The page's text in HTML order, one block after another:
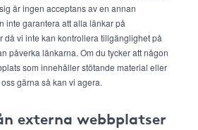
är ingen acceptans av en annan
inte garantera att alla länkar på
då vi inte kan kontrollera tillgänglighet på
påverka länkarna. Om du tycker att någon
som innehåller stötande material eller
gärna så kan vi agera.
externa webbplatser